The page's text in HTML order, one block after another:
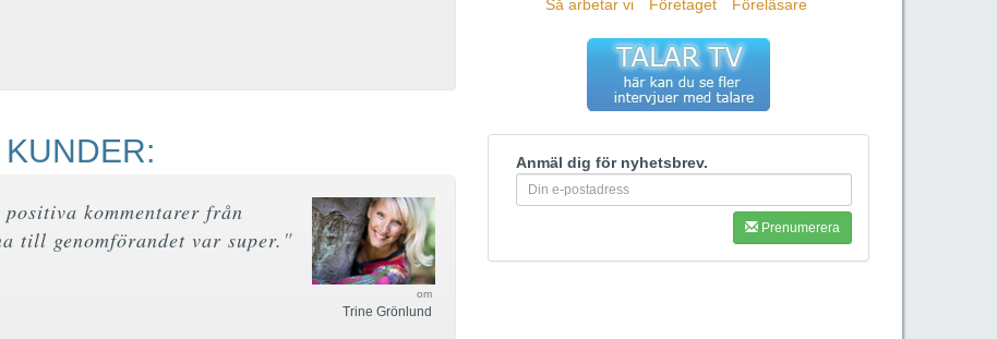
kommentarer från
till genomförandet var super. "
om
Trine Grönlund
Så arbetar vi Företaget Föreläsare
Anmäl dig för nyhetsbrev.
Prenumerera